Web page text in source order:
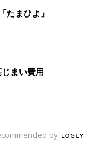
たまひよ」
まい費用
by